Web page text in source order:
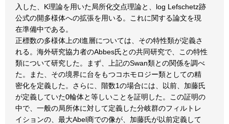
入した、K理論を用いた局所化交点理論と、log Lefschetz跡
公式の開多様体への拡張を用いる。これに関する論文を現
在準備中である。
正標数の多様体上のl進層については、その特性類が定義さ
れる。海外研究協力者のAbbes氏との共同研究で、この特性
類について研究した。まず、上記のSwan類との関係を調べ
た。また、その境界に台をもつコホモロジー類としての精
密化を定義した。さらに、階数1の場合には、以前、加藤氏
が定義していた0輪体と等しいことを証明した。この証明の
中で、一般の局所体に対して定義した分岐群のフィルトレ
イションの、最大Abel商での像が、加藤氏が以前定義して